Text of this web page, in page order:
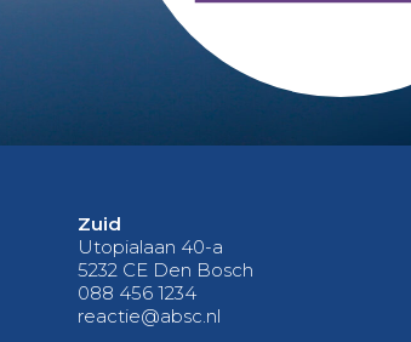
Zuid
Utopialaan 40-a
5232 CE Den Bosch
088 456 1234
reactie@absc.nl